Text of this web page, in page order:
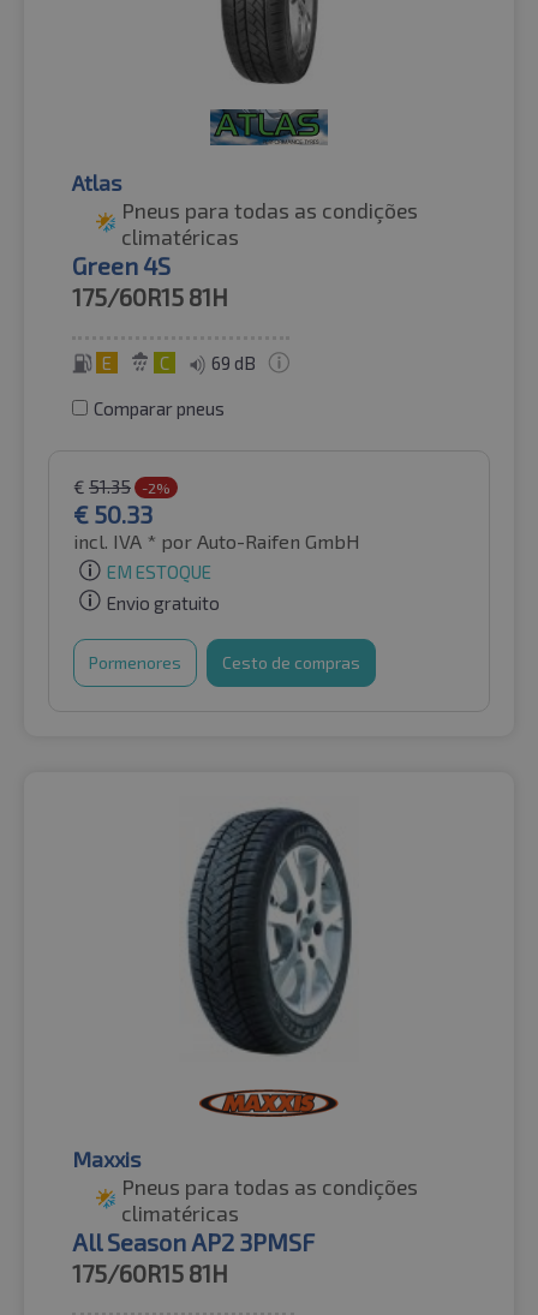
Atlas
Pneus para todas as condições
climatéricas
Green 4S
175/60R15 81H
E C 69 dB
Comparar pneus
€ 51.35 -2%
€ 50.33
incl. IVA * por Auto-Raifen GmbH
EM ESTOQUE
Envio gratuito
Pormenores Cesto de compras
Maxxis
Pneus para todas as condições
climatéricas
All Season AP2 3PMSF
175/60R15 81H